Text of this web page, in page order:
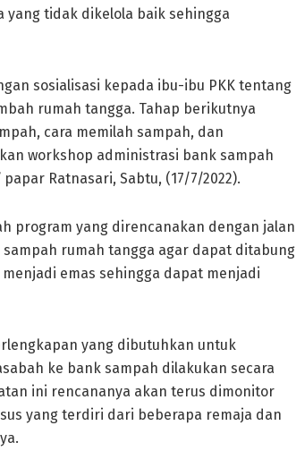
yang tidak dikelola baik sehingga
sosialisasi kepada ibu-ibu PKK tentang
rumah tangga. Tahap berikutnya
cara memilah sampah, dan
workshop administrasi bank sampah
Ratnasari, Sabtu, (17/7/2022).
program yang direncanakan dengan jalan
rumah tangga agar dapat ditabung
emas sehingga dapat menjadi
yang dibutuhkan untuk
ke bank sampah dilakukan secara
ini rencananya akan terus dimonitor
yang terdiri dari beberapa remaja dan